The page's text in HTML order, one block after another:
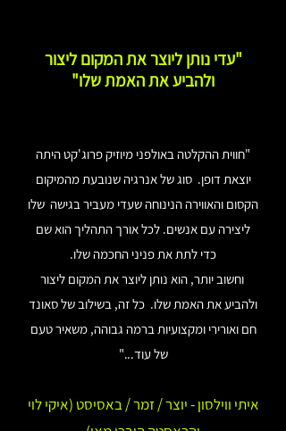
"עדי נותן ליוצר את המקום ליצור
ולהביע את האמת שלו"
"חווית ההקלטה באולפני מיוזיק פרוג'קט היתה
יוצאת דופן. סוג של אנרגיה שנובעת מהמיקום
הקסום והאווירה הנינוחה שעדי מעביר בגישה שלו
ליצירה עם אנשים. לכל אורך התהליך הוא שם
כדי לתת את פניני החכמה שלו.
וחשוב יותר, הוא נותן ליוצר את המקום ליצור
ולהביע את האמת שלו. כל זה, בשילוב של סאונד
חם ואורירי ומקצועיות ברמה גבוהה, משאיר טעם
של עוד..."
איתי ווילסון - יוצר / זמר / באסיסט (איקי לוי